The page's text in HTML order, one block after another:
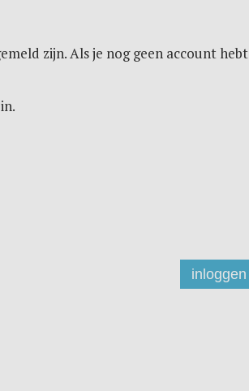
zijn. Als je nog geen account
inloggen